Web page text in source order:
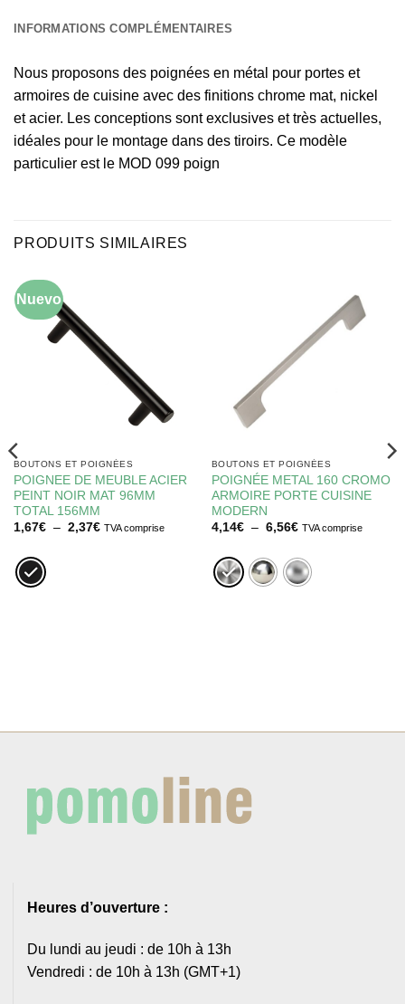
INFORMATIONS COMPLÉMENTAIRES
Nous proposons des poignées en métal pour portes et
armoires de cuisine avec des finitions chrome mat, nickel
et acier. Les conceptions sont exclusives et très actuelles,
idéales pour le montage dans des tiroirs. Ce modèle
particulier est le MOD 099 poign
PRODUITS SIMILAIRES
Nuevo
BOUTONS ET POIGNÉES
POIGNEE DE MEUBLE ACIER
PEINT NOIR MAT 96MM
TOTAL 156MM
1,67€ – 2,37€Plage
TVA comprise
BOUTONS ET POIGNÉES
POIGNÉE METAL 160 CROMO
ARMOIRE PORTE CUISINE
MODERN
4,14€ – 6,56€Plage
4,14€
à
6,56€
TVA comprise
Heures d’ouverture :
Du lundi au jeudi : de 10h à 13h
Vendredi : de 10h à 13h (GMT+1)